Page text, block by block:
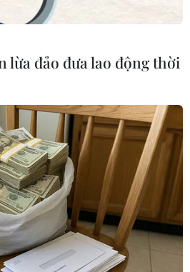
19
#Lây nhiễm cộng đồng
cách xã hội
#Cách ly y tế
Hà Nội
lừa đảo đưa lao động thời